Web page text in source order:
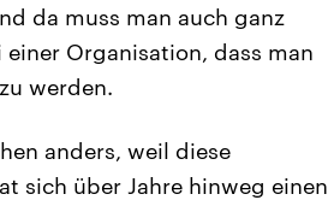
da muss man auch ganz
Organisation, dass man
werden.
anders, weil diese
sich über Jahre hinweg einen